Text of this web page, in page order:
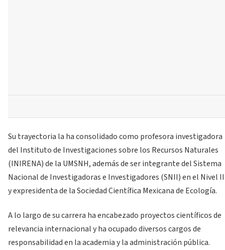
Su trayectoria la ha consolidado como profesora investigadora
del Instituto de Investigaciones sobre los Recursos Naturales
(INIRENA) de la UMSNH, además de ser integrante del Sistema
Nacional de Investigadoras e Investigadores (SNII) en el Nivel II
y expresidenta de la Sociedad Científica Mexicana de Ecología.
A lo largo de su carrera ha encabezado proyectos científicos de
relevancia internacional y ha ocupado diversos cargos de
responsabilidad en la academia y la administración pública.